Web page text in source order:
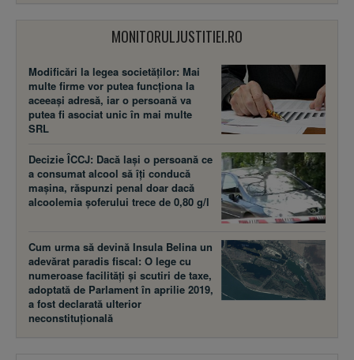
MONITORULJUSTITIEI.RO
Modificări la legea societăţilor: Mai
multe firme vor putea funcţiona la
aceeaşi adresă, iar o persoană va
putea fi asociat unic în mai multe
SRL
Decizie ÎCCJ: Dacă laşi o persoană ce
a consumat alcool să îţi conducă
maşina, răspunzi penal doar dacă
alcoolemia şoferului trece de 0,80 g/l
Cum urma să devină Insula Belina un
adevărat paradis fiscal: O lege cu
numeroase facilităţi şi scutiri de taxe,
adoptată de Parlament în aprilie 2019,
a fost declarată ulterior
neconstituţională